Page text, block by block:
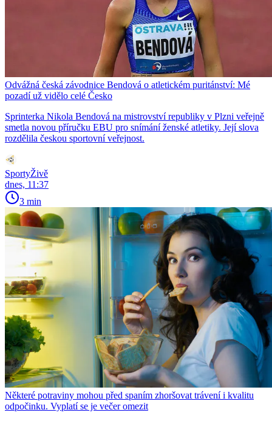
Odvážná česká závodnice Bendová o atletickém puritánství: Mé
pozadí už vidělo celé Česko
Sprinterka Nikola Bendová na mistrovství republiky v Plzni veřejně
smetla novou příručku EBU pro snímání ženské atletiky. Její slova
rozdělila českou sportovní veřejnost.
SportyŽivě
dnes, 11:37
3 min
Některé potraviny mohou před spaním zhoršovat trávení i kvalitu
odpočinku. Vyplatí se je večer omezit